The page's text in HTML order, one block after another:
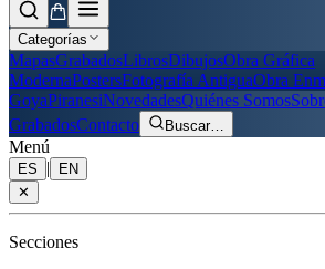
Categorías
MapasGrabadosLibrosDibujosObra Gráfica
ModernaPostersFotografía AntiguaObra
GoyaPiranesiNovedadesQuiénes Somos
GrabadosContacto Buscar…
Menú
ES |
EN
✕
Secciones